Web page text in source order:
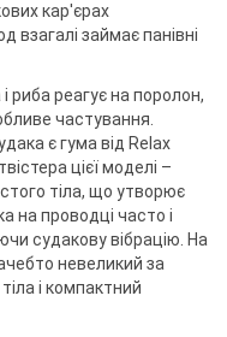
кар'єрах
взагалі займає панівні
риба реагує на поролон,
частування.
є гума від Relax
цієї моделі –
тіла, що утворює
на проводці часто і
судакову вібрацію. На
невеликий за
і компактний